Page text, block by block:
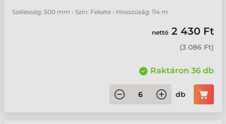
Szélesség: 500 mm • Szín: Fekete • Hosszúság: 114 m
nettó 2 430 Ft
(3 086 Ft)
Raktáron 36 db
db